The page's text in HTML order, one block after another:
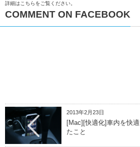
詳細はこちらをご覧ください。
COMMENT ON FACEBOOK
2013年2月23日
[Mac][快適化]車内を快
たこと